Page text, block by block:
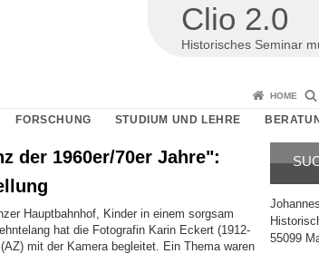
Clio 2.0
Historisches Seminar
HOME
FORSCHUNG STUDIUM UND LEHRE
der 1960er/70er Jahre":
Hauptbahnhof, Kinder in einem sorgsam
hat die Fotografin Karin Eckert (1912-
mit der Kamera begleitet. Ein Thema waren
55099